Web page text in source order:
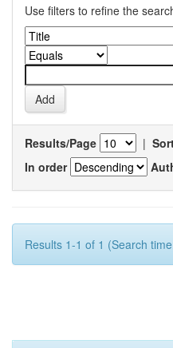
Use filters to refine the
Results/Page |
In order
Results 1-1 of 1 (Search